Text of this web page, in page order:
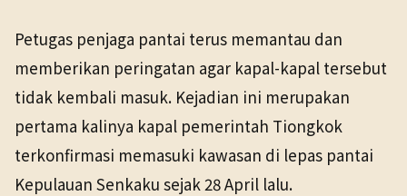
Petugas penjaga pantai terus memantau dan
memberikan peringatan agar kapal-kapal tersebut
tidak kembali masuk. Kejadian ini merupakan
pertama kalinya kapal pemerintah Tiongkok
terkonfirmasi memasuki kawasan di lepas pantai
Kepulauan Senkaku sejak 28 April lalu.